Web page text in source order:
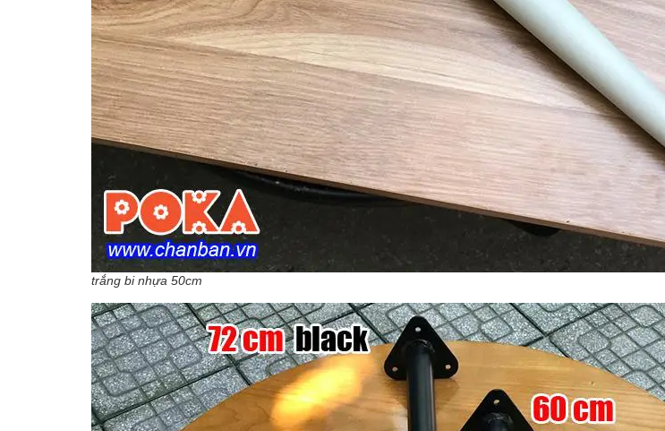
trắng bi nhựa 50cm